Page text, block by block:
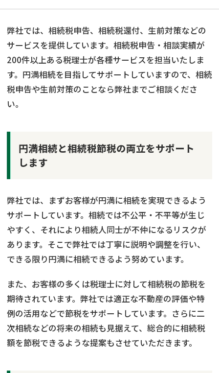
弊社では、相続税申告、相続税還付、生前対策などの
サービスを提供しています。相続税申告・相談実績が
200件以上ある税理士が各種サービスを担当いたしま
す。円満相続を目指してサポートしていますので、相続
税申告や生前対策のことなら弊社までご相談くださ
い。
円満相続と相続税節税の両立をサポート
します
弊社では、まずお客様が円満に相続を実現できるよう
サポートしています。相続では不公平・不平等が生じ
やすく、それにより相続人同士が不仲になるリスクが
あります。そこで弊社では丁寧に説明や調整を行い、
できる限り円満に相続できるよう努めています。
また、お客様の多くは税理士に対して相続税の節税を
期待されています。弊社では適正な不動産の評価や特
例の活用などで節税をサポートしています。さらに二
次相続などの将来の相続も見据えて、総合的に相続税
額を節税できるような提案もさせていただきます。